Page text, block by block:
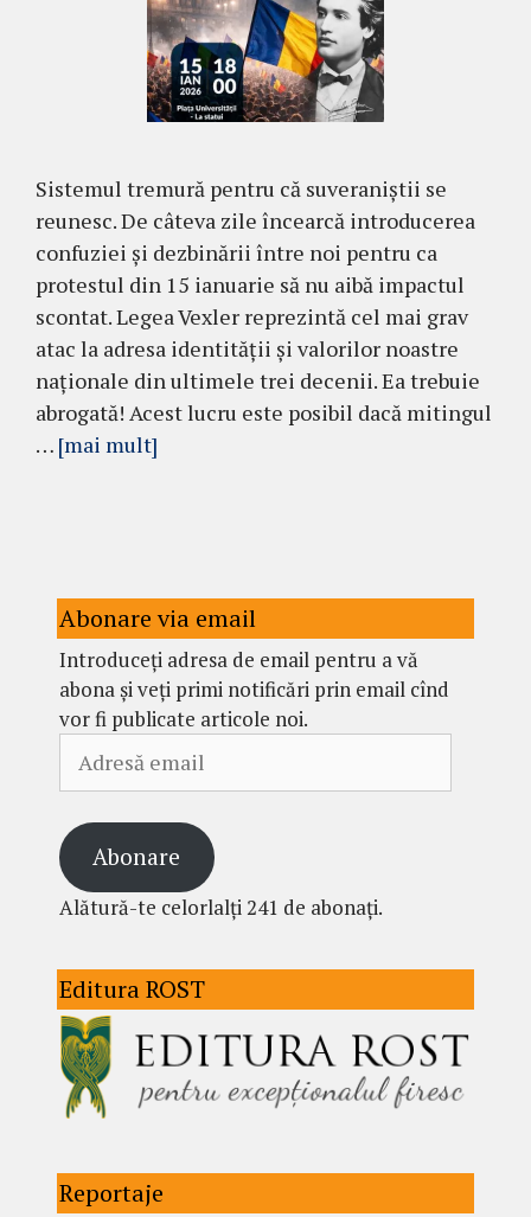
Sistemul tremură pentru că suveraniștii se
reunesc. De câteva zile încearcă introducerea
confuziei și dezbinării între noi pentru ca
protestul din 15 ianuarie să nu aibă impactul
scontat. Legea Vexler reprezintă cel mai grav
atac la adresa identității și valorilor noastre
naționale din ultimele trei decenii. Ea trebuie
abrogată! Acest lucru este posibil dacă mitingul
… [mai mult]
Abonare via email
Introduceți adresa de email pentru a vă
abona și veți primi notificări prin email cînd
vor fi publicate articole noi.
email
Abonare
Alătură-te celorlalți 241 de abonați.
Editura ROST
Reportaje